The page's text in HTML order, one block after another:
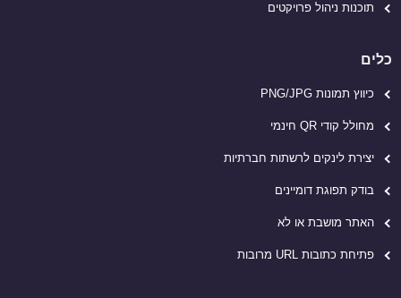
תוכנות ניהול פרויקטים
כלים
כיווץ תמונות PNG/JPG
מחולל קודי QR חינמי
יצירת לינקים לרשתות חברתיות
בודק תפוגת דומיינים
האתר מושבת או לא
פתיחת כתובות URL מרובות